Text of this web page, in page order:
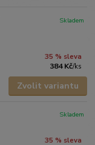
35 % sleva
384 Kč/ks
Skladem
Zvolit variantu
35 % sleva
Skladem